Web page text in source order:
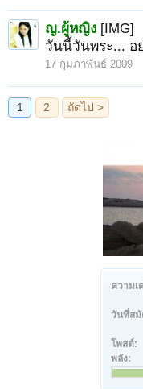
ความเ
วันที่ส
โพสต์:
พลัง:
ญ.ผู้หญิง [IMG]
วันนี้วันพระ... อ
17 กุมภาพันธ์ 2009